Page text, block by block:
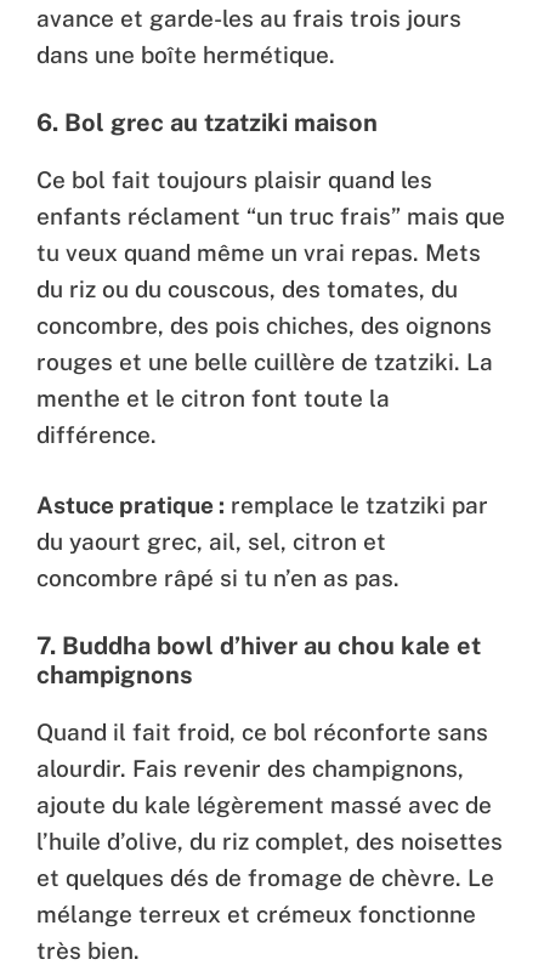
avance et garde-les au frais trois jours
dans une boîte hermétique.
6. Bol grec au tzatziki maison
Ce bol fait toujours plaisir quand les
enfants réclament “un truc frais” mais que
tu veux quand même un vrai repas. Mets
du riz ou du couscous, des tomates, du
concombre, des pois chiches, des oignons
rouges et une belle cuillère de tzatziki. La
menthe et le citron font toute la
différence.
Astuce pratique : remplace le tzatziki par
du yaourt grec, ail, sel, citron et
concombre râpé si tu n’en as pas.
7. Buddha bowl d’hiver au chou kale et
champignons
Quand il fait froid, ce bol réconforte sans
alourdir. Fais revenir des champignons,
ajoute du kale légèrement massé avec de
l’huile d’olive, du riz complet, des noisettes
et quelques dés de fromage de chèvre. Le
mélange terreux et crémeux fonctionne
très bien.